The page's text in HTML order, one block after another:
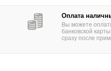
Оплата
Вы можете
банковской
сразу после